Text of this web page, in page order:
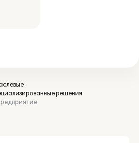
решения